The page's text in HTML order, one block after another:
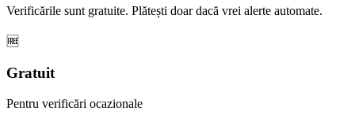
Verificările sunt gratuite. Plătești doar dacă vrei alerte automate.
🆓
Gratuit
Pentru verificări ocazionale